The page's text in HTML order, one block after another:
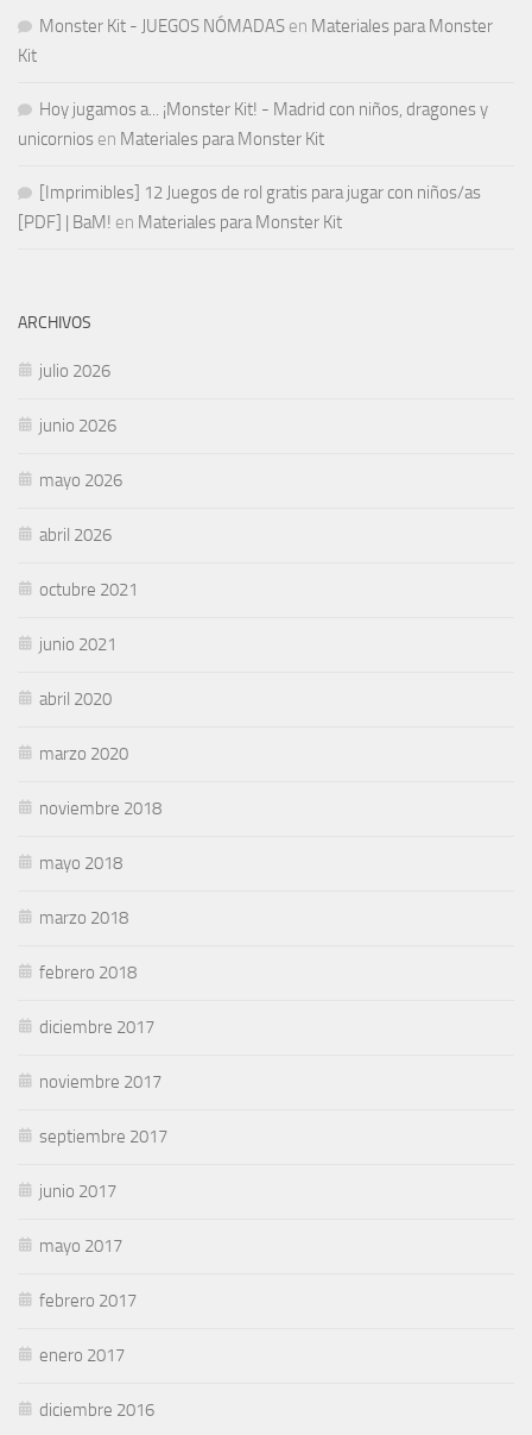
Monster Kit - JUEGOS NÓMADAS en Materiales para Monster
Kit
Hoy jugamos a... ¡Monster Kit! - Madrid con niños, dragones y
unicornios en Materiales para Monster Kit
[Imprimibles] 12 Juegos de rol gratis para jugar con niños/as
[PDF] | BaM! en Materiales para Monster Kit
ARCHIVOS
julio 2026
junio 2026
mayo 2026
abril 2026
octubre 2021
junio 2021
abril 2020
marzo 2020
noviembre 2018
mayo 2018
marzo 2018
febrero 2018
diciembre 2017
noviembre 2017
septiembre 2017
junio 2017
mayo 2017
febrero 2017
enero 2017
diciembre 2016